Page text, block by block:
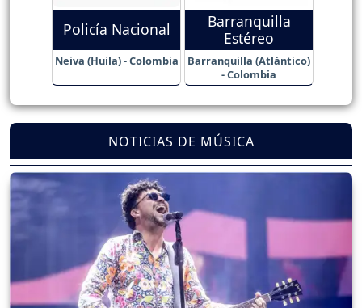
Policía Nacional
Neiva (Huila) - Colombia
Barranquilla
Estéreo
Barranquilla (Atlántico)
- Colombia
NOTICIAS DE MÚSICA